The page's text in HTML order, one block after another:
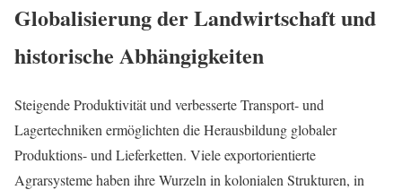
Globalisierung der Landwirtschaft und
historische Abhängigkeiten
Steigende Produktivität und verbesserte Transport- und
Lagertechniken ermöglichten die Herausbildung globaler
Produktions- und Lieferketten. Viele exportorientierte
Agrarsysteme haben ihre Wurzeln in kolonialen Strukturen, in